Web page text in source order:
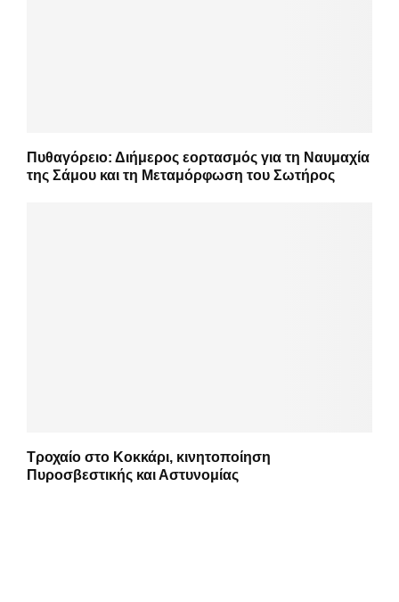
Πυθαγόρειο: Διήμερος εορτασμός για τη Ναυμαχία
της Σάμου και τη Μεταμόρφωση του Σωτήρος
Τροχαίο στο Κοκκάρι, κινητοποίηση
Πυροσβεστικής και Αστυνομίας